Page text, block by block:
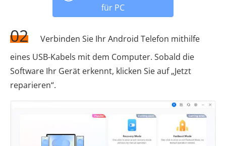
für PC
02
Verbinden Sie Ihr Android Telefon mithilfe
eines USB-Kabels mit dem Computer. Sobald die
Software Ihr Gerät erkennt, klicken Sie auf „Jetzt
reparieren“.